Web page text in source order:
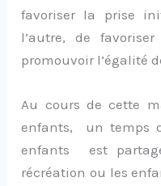
favoriser la prise
l’autre, de
promouvoir l’égalité
Au cours de cette
enfants, un temps
enfants est
récréation ou les